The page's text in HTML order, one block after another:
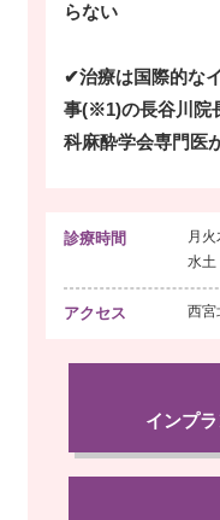
らない
✔治療は国際的な
事(※1)の長谷川院
科麻酔学会専門医
診療時間
月
水
アクセス 西宮
インプ